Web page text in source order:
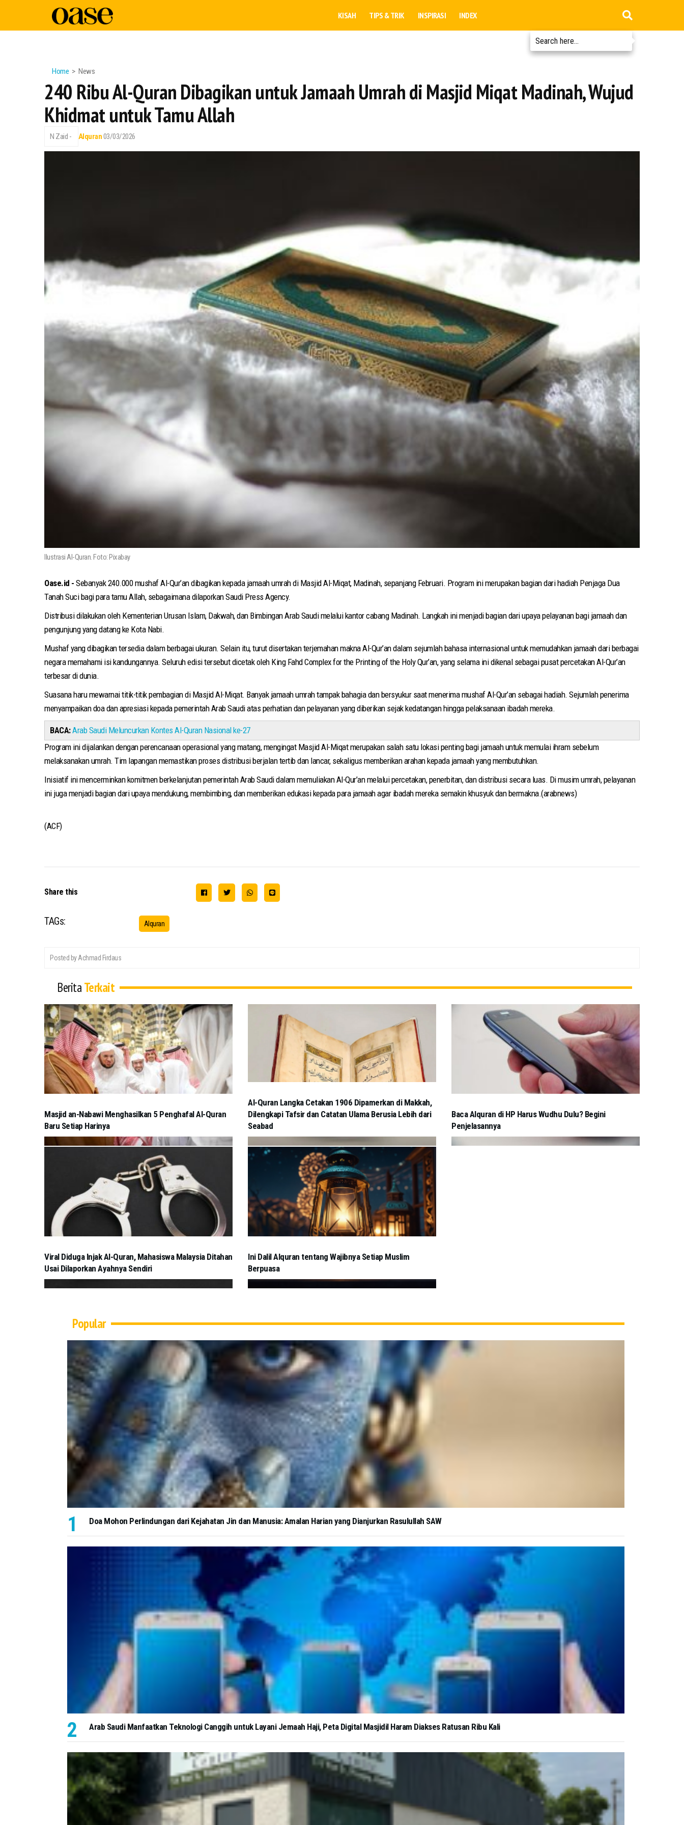
KISAH TIPS & TRIK INSPIRASI INDEX
Home News
240 Ribu Al-Quran Dibagikan untuk Jamaah Umrah di Masjid Miqat Madinah, Wujud
Khidmat untuk Tamu Allah
N Zaid - Alquran03/03/2026
Ilustrasi Al-Quran. Foto: Pixabay
Oase.id - Sebanyak 240.000 mushaf Al-Qur’an dibagikan kepada jamaah umrah di Masjid Al-Miqat, Madinah, sepanjang Februari. Program ini merupakan bagian dari hadiah Penjaga Dua
Tanah Suci bagi para tamu Allah, sebagaimana dilaporkan Saudi Press Agency.
Distribusi dilakukan oleh Kementerian Urusan Islam, Dakwah, dan Bimbingan Arab Saudi melalui kantor cabang Madinah. Langkah ini menjadi bagian dari upaya pelayanan bagi jamaah dan
pengunjung yang datang ke Kota Nabi.
Mushaf yang dibagikan tersedia dalam berbagai ukuran. Selain itu, turut disertakan terjemahan makna Al-Qur’an dalam sejumlah bahasa internasional untuk memudahkan jamaah dari berbagai
negara memahami isi kandungannya. Seluruh edisi tersebut dicetak oleh King Fahd Complex for the Printing of the Holy Qur’an, yang selama ini dikenal sebagai pusat percetakan Al-Qur’an
terbesar di dunia.
Suasana haru mewarnai titik-titik pembagian di Masjid Al-Miqat. Banyak jamaah umrah tampak bahagia dan bersyukur saat menerima mushaf Al-Qur’an sebagai hadiah. Sejumlah penerima
menyampaikan doa dan apresiasi kepada pemerintah Arab Saudi atas perhatian dan pelayanan yang diberikan sejak kedatangan hingga pelaksanaan ibadah mereka.
BACA:Arab Saudi Meluncurkan Kontes Al-Quran Nasional ke-27
Program ini dijalankan dengan perencanaan operasional yang matang, mengingat Masjid Al-Miqat merupakan salah satu lokasi penting bagi jamaah untuk memulai ihram sebelum
melaksanakan umrah. Tim lapangan memastikan proses distribusi berjalan tertib dan lancar, sekaligus memberikan arahan kepada jamaah yang membutuhkan.
Inisiatif ini mencerminkan komitmen berkelanjutan pemerintah Arab Saudi dalam memuliakan Al-Qur’an melalui percetakan, penerbitan, dan distribusi secara luas. Di musim umrah, pelayanan
ini juga menjadi bagian dari upaya mendukung, membimbing, dan memberikan edukasi kepada para jamaah agar ibadah mereka semakin khusyuk dan bermakna.(arabnews)
(ACF)
Share this
TAGs: Alquran
Posted by Achmad Firdaus
BeritaTerkait
Masjid an-Nabawi Menghasilkan 5 Penghafal Al-Quran
Baru Setiap Harinya
Al-Quran Langka Cetakan 1906 Dipamerkan di Makkah,
Dilengkapi Tafsir dan Catatan Ulama Berusia Lebih dari
Seabad
Baca Alquran di HP Harus Wudhu Dulu? Begini
Penjelasannya
Viral Diduga Injak Al-Quran, Mahasiswa Malaysia Ditahan
Usai Dilaporkan Ayahnya Sendiri
Ini Dalil Alquran tentang Wajibnya Setiap Muslim
Berpuasa
Popular
Doa Mohon Perlindungan dari Kejahatan Jin dan Manusia: Amalan Harian yang Dianjurkan Rasulullah SAW
Arab Saudi Manfaatkan Teknologi Canggih untuk Layani Jemaah Haji, Peta Digital Masjidil Haram Diakses Ratusan Ribu Kali